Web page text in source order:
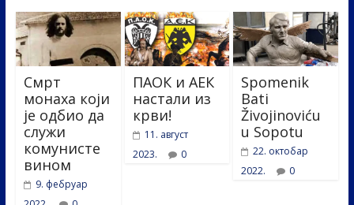
Смрт
монаха који
је одбио да
служи
комунисте
вином
9. фебруар
ПАОК и АЕК
настали из
крви!
11. август
2023.
0
Spomenik
Bati
Živojinoviću
u Sopotu
22. октобар
2022.
0